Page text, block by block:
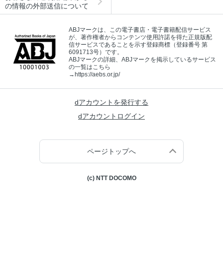
の情報の外部送信について
ABJマークは、この電子書店・電子書籍配信サービス
が、著作権者からコンテンツ使用許諾を得た正規版配
信サービスであることを示す登録商標（登録番号 第
6091713号）です。
ABJマークの詳細、ABJマークを掲示しているサービス
の一覧はこちら
→https://aebs.or.jp/
dアカウントを発行する
dアカウントログイン
ページトップへ
(c) NTT DOCOMO